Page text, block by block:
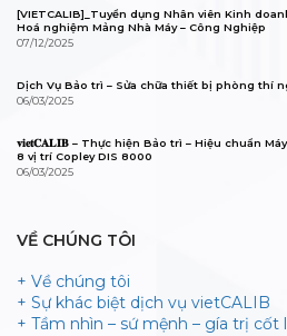
[VIETCALIB]_Tuyển dụng Nhân viên Kinh
Hoá nghiệm Mảng Nhà Máy – Công Nghiệp
07/12/2025
Dịch Vụ Bảo trì – Sửa chữa thiết bị phòng thí
06/03/2025
𝐯𝐢𝐞𝐭𝐂𝐀𝐋𝐈𝐁 – Thực hiện Bảo trì – Hiệu chuẩn
8 vị trí Copley DIS 8000
06/03/2025
VỀ CHÚNG TÔI
+ Về chúng tôi
+ Sự khác biệt dịch vụ vietCALIB
+ Tầm nhìn – sứ mệnh – gía trị cốt